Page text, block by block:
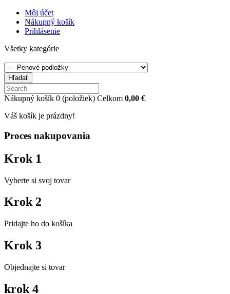
Môj účet
Nákupný košík
Prihlásenie
Všetky kategórie
Hľadať
Nákupný košík 0 (položiek) Celkom 0,00 €
Váš košík je prázdny!
Proces nakupovania
Krok 1
Vyberte si svoj tovar
Krok 2
Pridajte ho do košíka
Krok 3
Objednajte si tovar
krok 4